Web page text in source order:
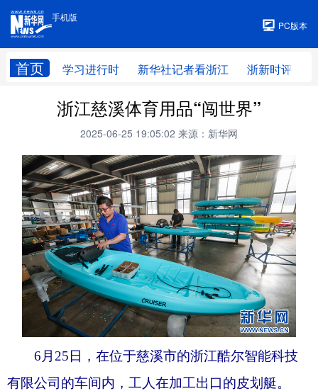
手机版
PC版本
首页 学习进行时 新华社记者看浙江 浙新时评
手机版
浙江慈溪体育用品“闯世界”
2025-06-25 19:05:02 来源：新华网
6月25日，在位于慈溪市的浙江酷尔智能科技
有限公司的车间内，工人在加工出口的皮划艇。